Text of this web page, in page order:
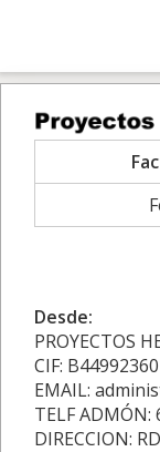
Desde:
PROYECTOS
CIF: B44992360
EMAIL:
TELF ADMÓN:
DIRECCION: